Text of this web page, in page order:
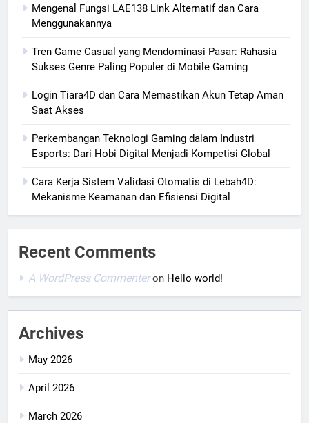
Mengenal Fungsi LAE138 Link Alternatif dan Cara
Menggunakannya
Tren Game Casual yang Mendominasi Pasar: Rahasia
Sukses Genre Paling Populer di Mobile Gaming
Login Tiara4D dan Cara Memastikan Akun Tetap Aman
Saat Akses
Perkembangan Teknologi Gaming dalam Industri
Esports: Dari Hobi Digital Menjadi Kompetisi Global
Cara Kerja Sistem Validasi Otomatis di Lebah4D:
Mekanisme Keamanan dan Efisiensi Digital
Recent Comments
A WordPress Commenteron Hello world!
Archives
May 2026
April 2026
March 2026